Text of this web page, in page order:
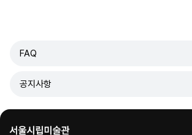
FAQ
공지사항